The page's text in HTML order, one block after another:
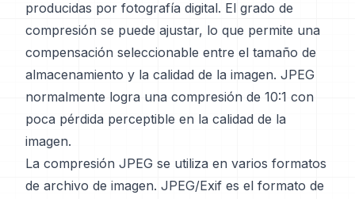
producidas por fotografía digital. El grado de
compresión se puede ajustar, lo que permite una
compensación seleccionable entre el tamaño de
almacenamiento y la calidad de la imagen. JPEG
normalmente logra una compresión de 10:1 con
poca pérdida perceptible en la calidad de la
imagen.
La compresión JPEG se utiliza en varios formatos
de archivo de imagen. JPEG/Exif es el formato de